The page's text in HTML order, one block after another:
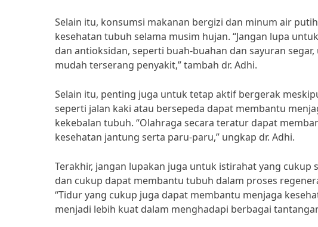
Selain itu, konsumsi makanan bergizi dan minum air
kesehatan tubuh selama musim hujan. “Jangan lupa
dan antioksidan, seperti buah-buahan dan sayuran
mudah terserang penyakit,” tambah dr. Adhi.
Selain itu, penting juga untuk tetap aktif bergerak
seperti jalan kaki atau bersepeda dapat membantu
kekebalan tubuh. “Olahraga secara teratur dapat
kesehatan jantung serta paru-paru,” ungkap dr. Adhi.
Terakhir, jangan lupakan juga untuk istirahat yang
dan cukup dapat membantu tubuh dalam proses
“Tidur yang cukup juga dapat membantu menjaga
menjadi lebih kuat dalam menghadapi berbagai